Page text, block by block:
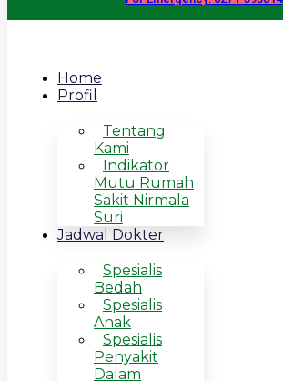
Home
Profil
Tentang
Kami
Indikator
Mutu Rumah
Sakit Nirmala
Suri
Jadwal Dokter
Spesialis
Bedah
Spesialis
Anak
Spesialis
Penyakit
Dalam